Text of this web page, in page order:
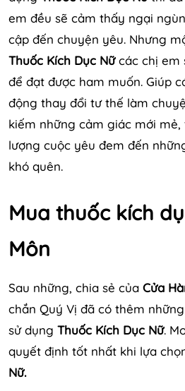
em đều sẽ cảm thấy ngại
cập đến chuyện yêu. Nhưng
Thuốc Kích Dục Nữcác chị em
để đạt được ham muốn. Giúp
động thay đổi tư thế làm
kiếm những cảm giác mới
lượng cuộc yêu đem đến
khó quên.
Mua thuốc kích
Môn
Sau những, chia sẻ của Cửa
chắn Quý Vị đã có thêm
sử dụng Thuốc Kích Dục Nữ.
quyết định tốt nhất khi lựa
Nữ.